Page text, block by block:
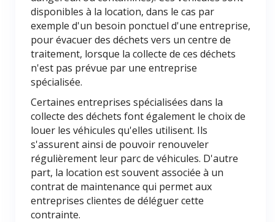
disponibles à la location, dans le cas par
exemple d'un besoin ponctuel d'une entreprise,
pour évacuer des déchets vers un centre de
traitement, lorsque la collecte de ces déchets
n'est pas prévue par une entreprise
spécialisée.
Certaines entreprises spécialisées dans la
collecte des déchets font également le choix de
louer les véhicules qu'elles utilisent. Ils
s'assurent ainsi de pouvoir renouveler
régulièrement leur parc de véhicules. D'autre
part, la location est souvent associée à un
contrat de maintenance qui permet aux
entreprises clientes de déléguer cette
contrainte.